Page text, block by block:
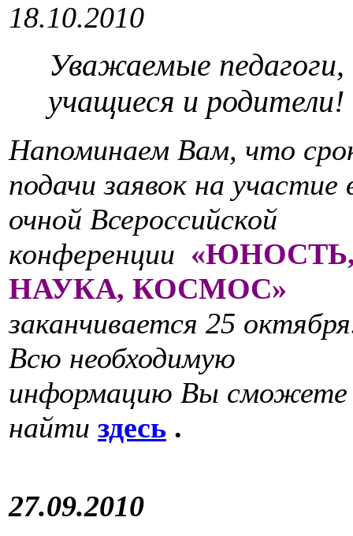
18.10.2010
Уважаемые педагоги,
учащиеся и родители!
Напоминаем Вам, что
подачи заявок на участие
очной Всероссийской
конференции
НАУКА, КОСМОС»
заканчивается 25
Всю необходимую
информацию Вы сможете
найти здесь .
27.09.2010